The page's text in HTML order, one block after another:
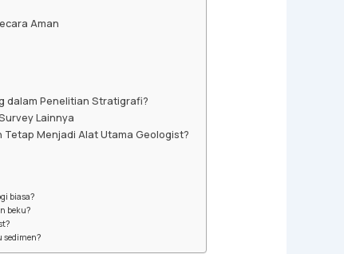
Aman
dalam Penelitian Stratigrafi?
Lainnya
Menjadi Alat Utama Geologist?
biasa?
beku?
sedimen?